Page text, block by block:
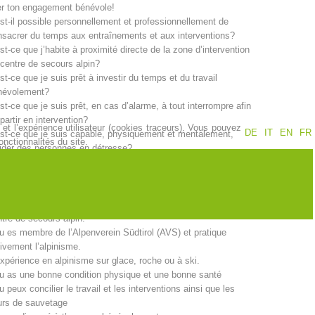
Jahresberichte
Formation
Prévention PEER
ton engagement bénévole!
il possible personnellement et professionnellement de
du temps aux entraînements et aux interventions?
ce que j’habite à proximité directe de la zone d’intervention
de secours alpin?
ce que je suis prêt à investir du temps et du travail
ce que je suis prêt, en cas d’alarme, à tout interrompre afin
en intervention?
ce que je suis capable, physiquement et mentalement,
des personnes en détresse?
de secours alpin.
es membre de l’Alpenverein Südtirol (AVS) et pratique
l’alpinisme.
en alpinisme sur glace, roche ou à ski.
as une bonne condition physique et une bonne santé
peux concilier le travail et les interventions ainsi que les
de sauvetage
DE
IT EN FR
l’expérience utilisateur (cookies traceurs). Vous pouvez
du site.